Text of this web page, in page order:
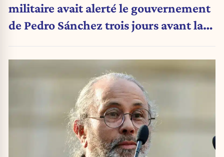
militaire avait alerté le gouvernement
de Pedro Sánchez trois jours avant la